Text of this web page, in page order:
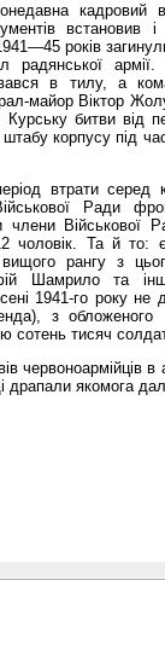
років
радянської
в тилу, а
майор Віктор
битви від
штабу корпусу під
втрати серед
Ради
члени Військової
чоловік. Та й то:
вищого рангу з
Шамрило та інші
1941-го року
з
сотень тисяч
червоноармійців
драпали якомога